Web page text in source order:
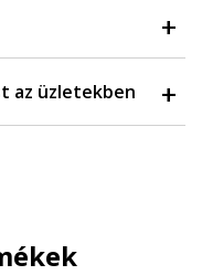
az üzletekben